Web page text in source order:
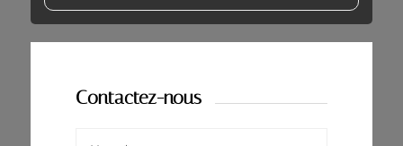
Contactez-nous